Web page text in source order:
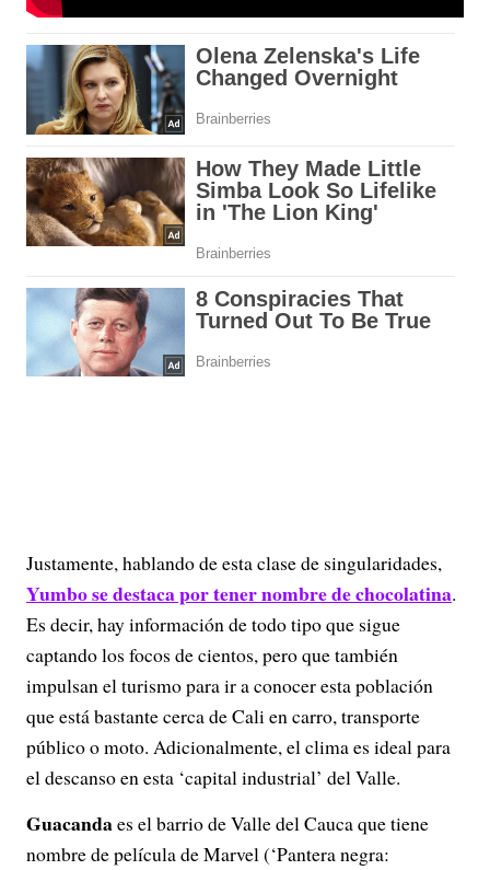
Justamente, hablando de esta clase de singularidades,
Yumbo se destaca por tener nombre de chocolatina.
Es decir, hay información de todo tipo que sigue
captando los focos de cientos, pero que también
impulsan el turismo para ir a conocer esta población
que está bastante cerca de Cali en carro, transporte
público o moto. Adicionalmente, el clima es ideal para
el descanso en esta ‘capital industrial’ del Valle.
Guacandaes el barrio de Valle del Cauca que tiene
nombre de película de Marvel (‘Pantera negra: